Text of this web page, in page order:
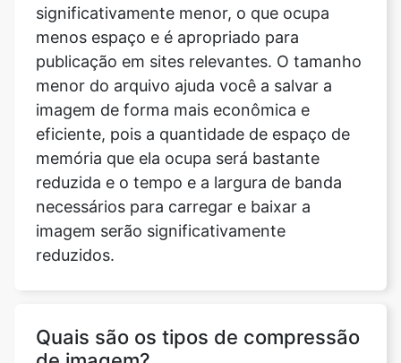
menor do arquivo ajuda você a salvar a
imagem de forma mais econômica e
eficiente, pois a quantidade de espaço de
memória que ela ocupa será bastante
reduzida e o tempo e a largura de banda
necessários para carregar e baixar a
imagem serão significativamente
reduzidos.
Quais são os tipos de compressão
Existem algoritmos de compressão de
imagem sem e com perdas disponíveis. É